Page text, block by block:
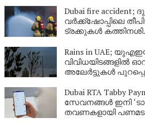
Dubai fire
വർക്ക്‌ഷോപ്പിലെ
ട്രക്കുകൾ
Rains in UAE;
അലേർട്ടുകൾ
Dubai RTA Tabby
സേവനങ്ങൾ ഇനി
തവണകളായി